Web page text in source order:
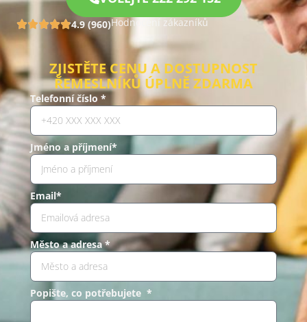
4.9 (960)Hodnocení zákazníků
ZJISTĚTE CENU A DOSTUPNOST
ŘEMESLNÍKŮ ÚPLNĚ ZDARMA
Telefonní číslo *
Jméno a příjmení*
Email*
Město a adresa *
Popište, co potřebujete *